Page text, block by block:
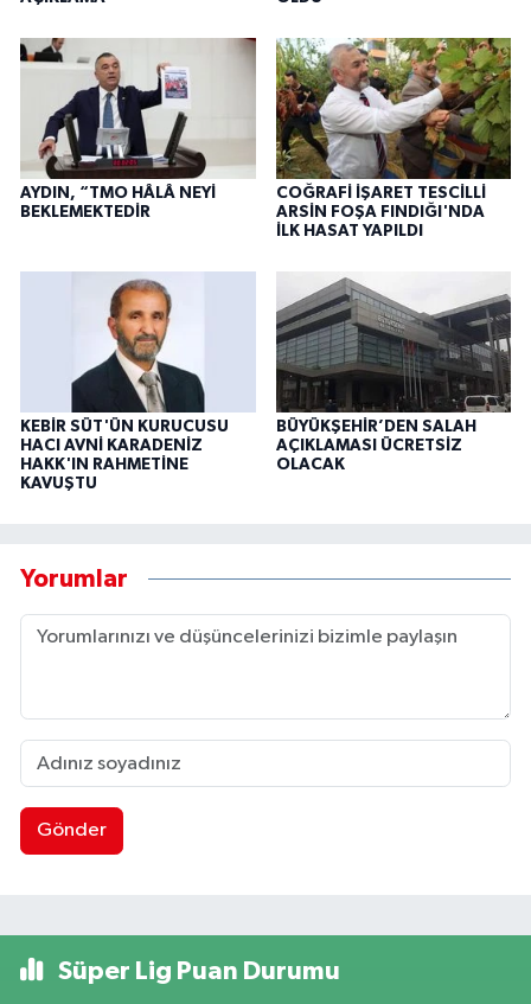
AYDIN, “TMO HÂLÂ NEYİ
BEKLEMEKTEDİR
COĞRAFİ İŞARET TESCİLLİ
ARSİN FOŞA FINDIĞI'NDA
İLK HASAT YAPILDI
KEBİR SÜT'ÜN KURUCUSU
HACI AVNİ KARADENİZ
HAKK'IN RAHMETİNE
KAVUŞTU
BÜYÜKŞEHİR’DEN SALAH
AÇIKLAMASI ÜCRETSİZ
OLACAK
Yorumlar
Gönder
Süper Lig Puan Durumu